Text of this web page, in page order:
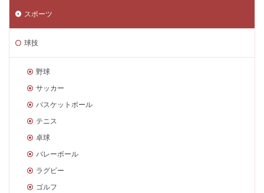
スポーツ
球技
野球
サッカー
バスケットボール
テニス
卓球
バレーボール
ラグビー
ゴルフ